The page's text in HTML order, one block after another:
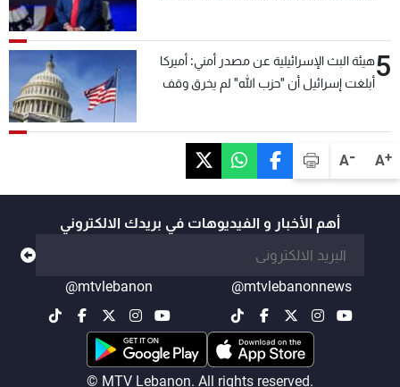
A+
A-
5هيئة البث الإسرائيلية عن مصدر أمني: أميركا
أبلغت إسرائيل أن "حزب الله" لم يخرق وقف
أهم الأخبار و الفيديوهات في بريدك الالكتروني
@mtvlebanonnews
@mtvlebanon
© MTV Lebanon. All rights reserved.